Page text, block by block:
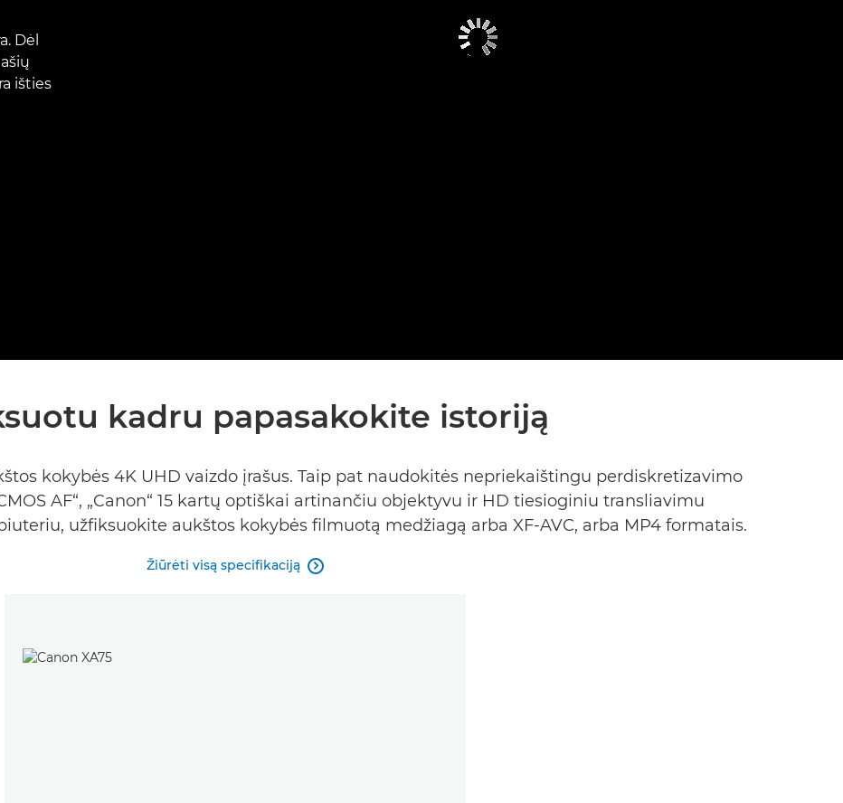
Dėl
išties
kadru papasakokite istoriją
kokybės 4K UHD vaizdo įrašus. Taip pat naudokitės nepriekaištingu perdiskretizavimo
AF“, „Canon“ 15 kartų optiškai artinančiu objektyvu ir HD tiesioginiu transliavimu
užfiksuokite aukštos kokybės filmuotą medžiagą arba XF-AVC, arba MP4 formatais.
Žiūrėti visą specifikaciją 